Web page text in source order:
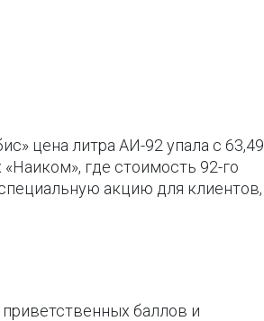
цена литра АИ-92 упала с 63,49
где стоимость 92-го
специальную акцию для клиентов,
баллов и